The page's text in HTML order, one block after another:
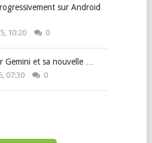
sur Android
10:20 0
Gemini et sa nouvelle …
07:30 0